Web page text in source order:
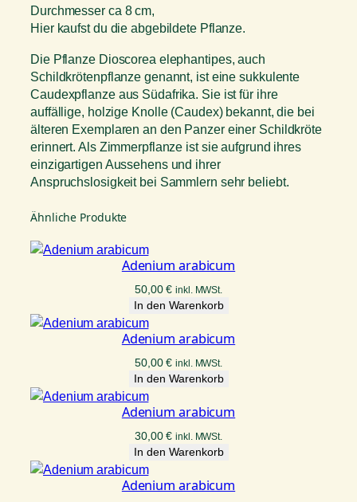
Durchmesser ca 8 cm,
Hier kaufst du die abgebildete Pflanze.
Die Pflanze Dioscorea elephantipes, auch
Schildkrötenpflanze genannt, ist eine sukkulente
Caudexpflanze aus Südafrika. Sie ist für ihre
auffällige, holzige Knolle (Caudex) bekannt, die bei
älteren Exemplaren an den Panzer einer Schildkröte
erinnert. Als Zimmerpflanze ist sie aufgrund ihres
einzigartigen Aussehens und ihrer
Anspruchslosigkeit bei Sammlern sehr beliebt.
Ähnliche Produkte
Adenium arabicum
50,00€ inkl. MWSt.
In den Warenkorb
Adenium arabicum
50,00€ inkl. MWSt.
In den Warenkorb
Adenium arabicum
30,00€ inkl. MWSt.
In den Warenkorb
Adenium arabicum